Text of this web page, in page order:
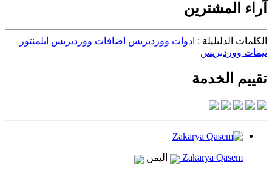
آراء المشترين
الكلمات الدليليلة : ادوات ووردبريس اضافات ووردبريس ايلمنتور
ثيمات ووردبريس
تقييم الخدمة
Zakarya Qasem اليمن